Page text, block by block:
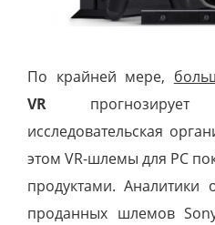
По крайней мере,
VR
исследовательская
этом VR-шлемы для РС
продуктами.
проданных шлемов